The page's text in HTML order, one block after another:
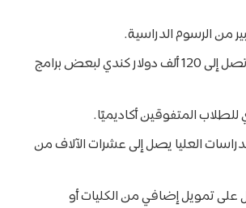
من الرسوم الدراسية.
جوائز مالية قد تصل إلى 120 ألف دولار كندي لبعض برامج
المتفوقين أكاديميًا.
العليا يصل إلى عشرات الآلاف من
على تمويل إضافي من الكليات أو